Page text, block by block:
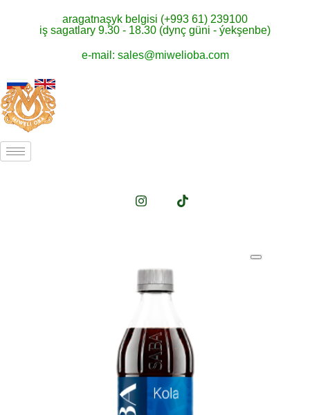
aragatnaşyk belgisi (+993 61) 239100
iş sagatlary 9.30 - 18.30 (dynç güni - ýekşenbe)
e-mail: sales@miwelioba.com